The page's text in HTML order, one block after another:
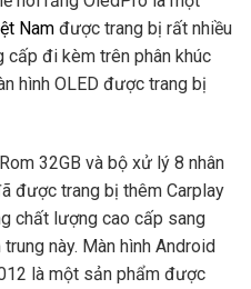
Nam được trang bị rất nhiều
cấp đi kèm trên phân khúc
hình OLED được trang bị
32GB và bộ xử lý 8 nhân
được trang bị thêm Carplay
chất lượng cao cấp sang
này. Màn hình Android
là một sản phẩm được